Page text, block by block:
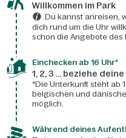
Willkommen im Park
Du kannst anreisen,
dich rund um die Uhr
schon die Angebote des
Einchecken ab 16 Uhr*
1, 2, 3 ... beziehe
*Die Unterkunft steht ab
belgischen und
möglich.
Während deines